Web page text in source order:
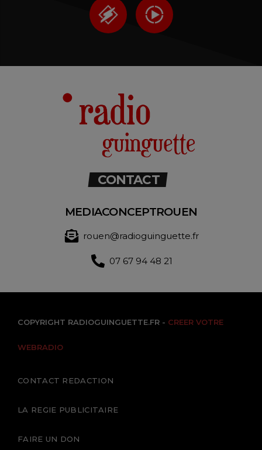
CONTACT
MEDIACONCEPTROUEN
rouen@radioguinguette.fr
07 67 94 48 21
COPYRIGHT RADIOGUINGUETTE.FR - CREER VOTRE
WEBRADIO
CONTACT REDACTION
LA REGIE PUBLICITAIRE
FAIRE UN DON